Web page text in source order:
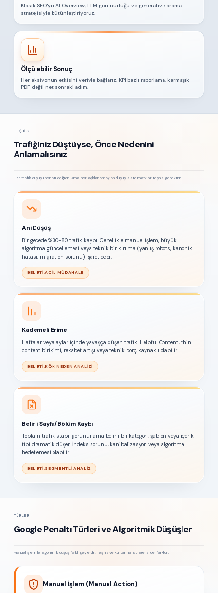
Klasik SEO'yu AI Overview, LLM görünürlüğü ve generative arama
stratejisiyle bütünleştiriyoruz.
Ölçülebilir Sonuç
Her aksiyonun etkisini veriyle bağlarız. KPI bazlı raporlama, karmaşık
PDF değil net sonraki adım.
TEŞHIS
Trafiğiniz Düştüyse, Önce Nedenini
Anlamalısınız
Her trafik düşüşü penaltı değildir. Ama her açıklanamayan düşüş, sistematik bir teşhis gerektirir.
Ani Düşüş
Bir gecede %30-80 trafik kaybı. Genellikle manuel işlem, büyük
algoritma güncellemesi veya teknik bir kırılma (yanlış robots, kanonik
hatası, migration sorunu) işaret eder.
BELIRTI:ACIL MÜDAHALE
Kademeli Erime
Haftalar veya aylar içinde yavaşça düşen trafik. Helpful Content, thin
content birikimi, rekabet artışı veya teknik borç kaynaklı olabilir.
BELIRTI:KÖK NEDEN ANALIZI
Belirli Sayfa/Bölüm Kaybı
Toplam trafik stabil görünür ama belirli bir kategori, şablon veya içerik
tipi dramatik düşer. İndeks sorunu, kanibalizasyon veya algoritma
hedeflemesi olabilir.
BELIRTI:SEGMENTLI ANALIZ
TÜRLER
Google Penaltı Türleri ve Algoritmik Düşüşler
Manuel işlem ile algoritmik düşüş farklı şeylerdir. Teşhis ve kurtarma stratejisi de farklıdır.
Manuel İşlem (Manual Action)